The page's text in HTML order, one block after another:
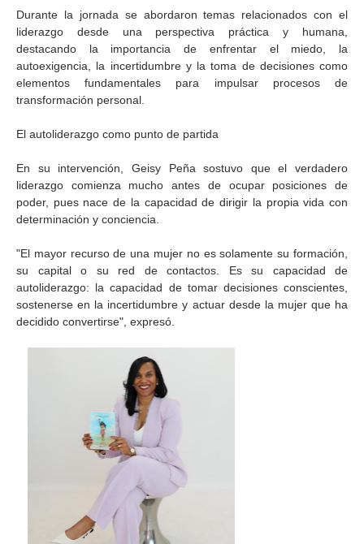
Durante la jornada se abordaron temas relacionados con el
liderazgo desde una perspectiva práctica y humana,
destacando la importancia de enfrentar el miedo, la
autoexigencia, la incertidumbre y la toma de decisiones como
elementos fundamentales para impulsar procesos de
transformación personal.
El autoliderazgo como punto de partida
En su intervención, Geisy Peña sostuvo que el verdadero
liderazgo comienza mucho antes de ocupar posiciones de
poder, pues nace de la capacidad de dirigir la propia vida con
determinación y conciencia.
"El mayor recurso de una mujer no es solamente su formación,
su capital o su red de contactos. Es su capacidad de
autoliderazgo: la capacidad de tomar decisiones conscientes,
sostenerse en la incertidumbre y actuar desde la mujer que ha
decidido convertirse", expresó.